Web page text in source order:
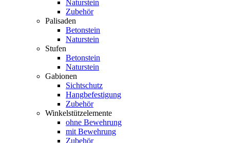
Naturstein
Zubehör
Palisaden
Betonstein
Naturstein
Stufen
Betonstein
Naturstein
Gabionen
Sichtschutz
Hangbefestigung
Zubehör
Winkelstützelemente
ohne Bewehrung
mit Bewehrung
Zubehör